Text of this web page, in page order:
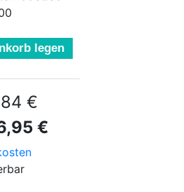
legen
€
€